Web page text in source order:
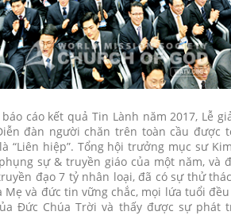
cáo kết quả Tin Lành năm 2017, Lễ
đàn người chăn trên toàn cầu được
“Liên hiệp”. Tổng hội trưởng mục sư
sự & truyền giáo của một năm, và
đạo 7 tỷ nhân loại, đã có sự thử
Mẹ và đức tin vững chắc, mọi lứa tuổi
Đức Chúa Trời và thấy được sự phát